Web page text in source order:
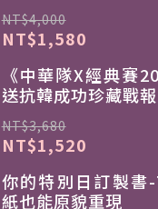
NT$4,000
NT$1,580
《中華隊X經典賽
送抗韓成功珍藏戰報
NT$3,680
NT$1,520
你的特別日訂製書
紙也能原貌重現